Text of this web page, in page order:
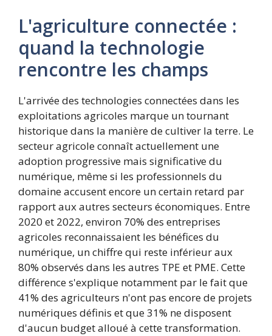
L'agriculture connectée :
quand la technologie
rencontre les champs
L'arrivée des technologies connectées dans les
exploitations agricoles marque un tournant
historique dans la manière de cultiver la terre. Le
secteur agricole connaît actuellement une
adoption progressive mais significative du
numérique, même si les professionnels du
domaine accusent encore un certain retard par
rapport aux autres secteurs économiques. Entre
2020 et 2022, environ 70% des entreprises
agricoles reconnaissaient les bénéfices du
numérique, un chiffre qui reste inférieur aux
80% observés dans les autres TPE et PME. Cette
différence s'explique notamment par le fait que
41% des agriculteurs n'ont pas encore de projets
numériques définis et que 31% ne disposent
d'aucun budget alloué à cette transformation.